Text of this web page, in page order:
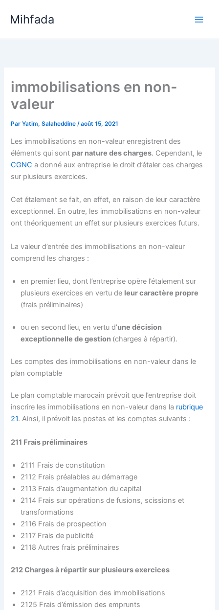
Mihfada
immobilisations en non-
valeur
ParYatim, Salaheddine/août 15, 2021
Les immobilisations en non-valeur enregistrent des
éléments qui sont par nature des charges. Cependant, le
CGNC a donné aux entreprise le droit d’étaler ces charges
sur plusieurs exercices.
Cet étalement se fait, en effet, en raison de leur caractère
exceptionnel. En outre, les immobilisations en non-valeur
ont théoriquement un effet sur plusieurs exercices futurs.
La valeur d’entrée des immobilisations en non-valeur
comprend les charges :
en premier lieu, dont l’entreprise opère l’étalement sur
plusieurs exercices en vertu de leur caractère propre
(frais préliminaires)
ou en second lieu, en vertu d’une décision
exceptionnelle de gestion (charges à répartir).
Les comptes des immobilisations en non-valeur dans le
plan comptable
Le plan comptable marocain prévoit que l’entreprise doit
inscrire les immobilisations en non-valeur dans la rubrique
21. Ainsi, il prévoit les postes et les comptes suivants :
211 Frais préliminaires
2111 Frais de constitution
2112 Frais préalables au démarrage
2113 Frais d’augmentation du capital
2114 Frais sur opérations de fusions, scissions et
transformations
2116 Frais de prospection
2117 Frais de publicité
2118 Autres frais préliminaires
212 Charges à répartir sur plusieurs exercices
2121 Frais d’acquisition des immobilisations
2125 Frais d’émission des emprunts